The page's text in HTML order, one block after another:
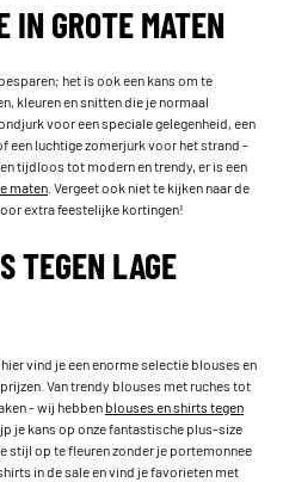
IN GROTE MATEN
het is ook een kans om te
kleuren en snitten die je normaal
voor een speciale gelegenheid, een
een luchtige zomerjurk voor het strand -
tijdloos tot modern en trendy, er is een
maten . Vergeet ook niet te kijken naar de
extra feestelijke kortingen!
TEGEN LAGE
vind je een enorme selectie blouses en
Van trendy blouses met ruches tot
- wij hebbenblouses en shirts tegen
je kans op onze fantastische plus-size
stijl op te fleuren zonder je portemonnee
in de sale en vind je favorieten met